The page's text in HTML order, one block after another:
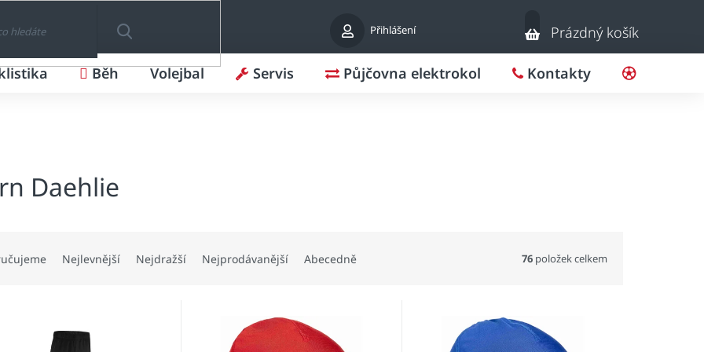
Přihlášení
HLEDAT
Nákupní
košík
Prázdný košík
Běh Volejbal Servis Půjčovna elektrokol Kontakty
Daehlie
Nejlevnější Nejdražší Nejprodávanější Abecedně 76 položek celkem